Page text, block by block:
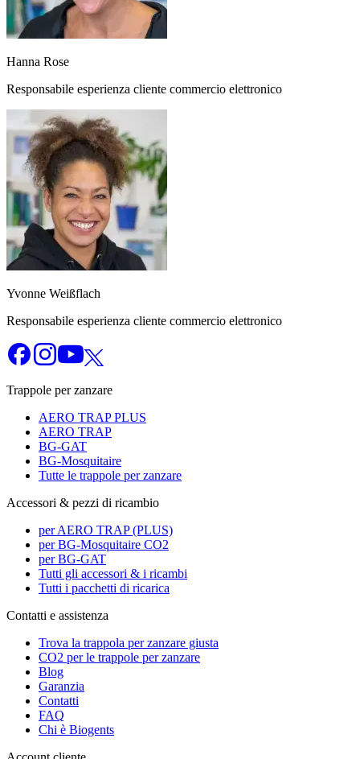
Hanna Rose
Responsabile esperienza cliente commercio elettronico
Yvonne Weißflach
Responsabile esperienza cliente commercio elettronico
Trappole per zanzare
AERO TRAP PLUS
AERO TRAP
BG-GAT
BG-Mosquitaire
Tutte le trappole per zanzare
Accessori & pezzi di ricambio
per AERO TRAP (PLUS)
per BG-Mosquitaire CO2
per BG-GAT
Tutti gli accessori & i ricambi
Tutti i pacchetti di ricarica
Contatti e assistenza
Trova la trappola per zanzare giusta
CO2 per le trappole per zanzare
Blog
Garanzia
Contatti
FAQ
Chi è Biogents